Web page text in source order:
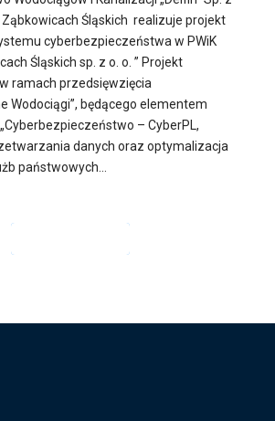
Ząbkowicach Śląskich realizuje projekt
cyberbezpieczeństwa w PWiK
Śląskich sp. z o. o. ” Projekt
ramach przedsięwzięcia
Wodociągi”, będącego elementem
– CyberPL,
danych oraz optymalizacja
państwowych...